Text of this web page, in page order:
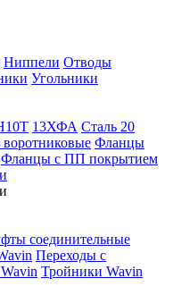
Ниппели Отводы
Угольники
13ХФА Сталь 20
Фланцы
Фланцы с ПП покрытием
соединительные
Переходы с
Тройники Wavin